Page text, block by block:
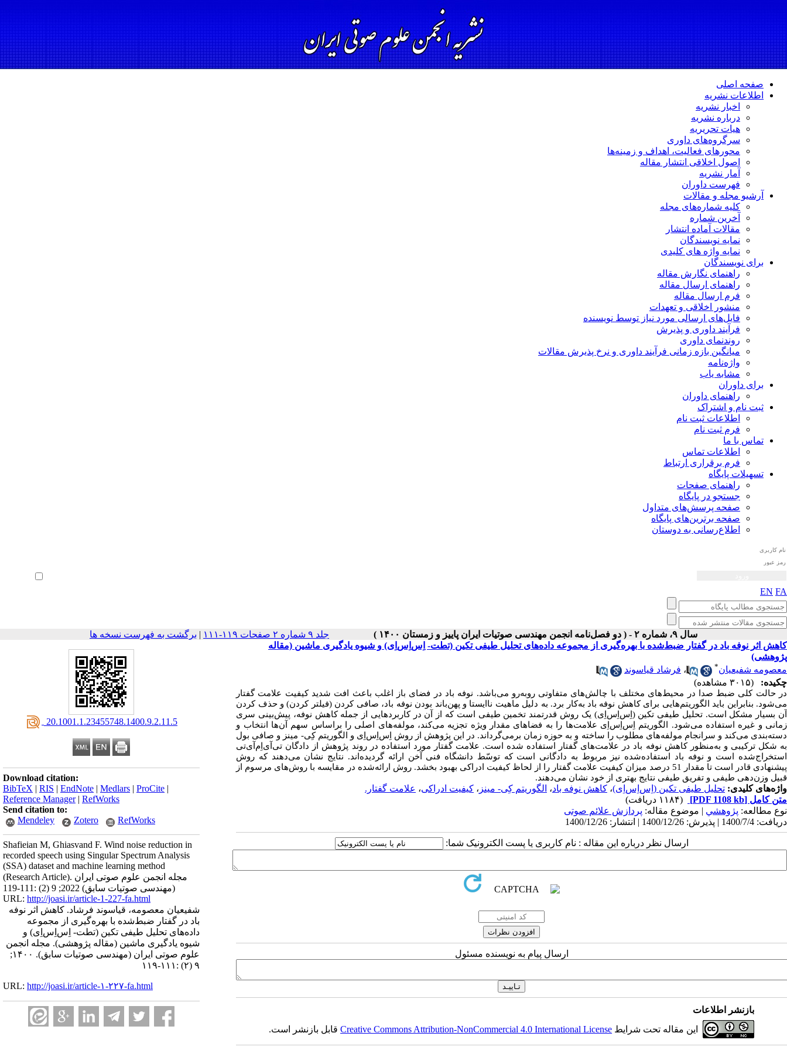
صفحه اصلی
اطلاعات نشریه
اخبار نشریه
درباره نشریه
هیات تحریریه
سرگروه‌های داوری
محورهای فعالیت، اهداف و زمینه‌ها
اصول اخلاقی انتشار مقاله
آمار نشریه
فهرست داوران
آرشیو مجله و مقالات
کلیه شماره‌های مجله
آخرین شماره
مقالات آماده انتشار
نمایه نویسندگان
نمایه واژه های کلیدی
برای نویسندگان
راهنمای نگارش مقاله
راهنمای ارسال مقاله
فرم ارسال مقاله
منشور اخلاقی و تعهدات
فایل‌های ارسالی مورد نیاز توسط نویسنده
فرآیند داوری و پذیرش
روندنمای داوری
میانگین بازه زمانی فرآیند داوری و نرخ پذیرش مقالات
واژه‌نامه
مشابه یاب
برای داوران
راهنمای داوران
ثبت نام و اشتراک
اطلاعات ثبت نام
فرم ثبت نام
تماس با ما
اطلاعات تماس
فرم برقراری ارتباط
تسهیلات پایگاه
راهنمای صفحات
جستجو در پایگاه
صفحه پرسش‌های متداول
صفحه برترین‌های پایگاه
اطلاع‌رسانی به دوستان
EN FA
سال ۹، شماره ۲ - ( دو فصل‌نامه انجمن مهندسی صوتیات ايران پاییز و زمستان ۱۴۰۰ ) جلد ۹ شماره ۲ صفحات ۱۱۹-۱۱۱ | برگشت به فهرست نسخه ها
‎ 20.1001.1.23455748.1400.9.2.11.5
Download citation:
BibTeX | RIS | EndNote | Medlars | ProCite |
Reference Manager| RefWorks
Send citation to:
Mendeley
Zotero RefWorks
Shafieian M, Ghiasvand F. Wind noise reduction in
recorded speech using Singular Spectrum Analysis
(SSA) dataset and machine learning method
(Research Article). مجله انجمن علوم صوتی ایران
(مهندسی صوتیات سابق) 2022; 9 (2) :111-119
URL: http://joasi.ir/article-1-227-fa.html
شفیعیان معصومه، قیاسوند فرشاد. کاهش اثر نوفه
باد در گفتار ضبط‌شده با بهره‌گیری از مجموعه
داده‌های تحلیل طیفی تکین (تطت- اِس‌اِس‌اِی) و
شیوه یادگیری ماشین (مقاله پژوهشی). مجله انجمن
علوم صوتی ایران (مهندسی صوتیات سابق). ۱۴۰۰;
۹ (۲) :۱۱۱-۱۱۹
URL: http://joasi.ir/article-۱-۲۲۷-fa.html
کاهش اثر نوفه باد در گفتار ضبط‌شده با بهره‌گیری از مجموعه داده‌های تحلیل طیفی تکین (تطت- اِس‌اِس‌اِی) و شیوه یادگیری ماشین (مقاله
پژوهشی)
معصومه شفیعیان* ، فرشاد قیاسوند
چکیده:
(۳۰۱۵ مشاهده)
در حالت کلی ضبط صدا در محیط‌های مختلف با چالش‌های متفاوتی روبه‌رو می‌باشد. نوفه باد در فضای باز اغلب باعث افت شدید کیفیت علامت گفتار
می‌شود. بنابراین باید الگوریتم‌هایی برای کاهش نوفه باد به‌کار برد. به دلیل ماهیت ناایستا و پهن‌باند بودن نوفه باد، صافی کردن (فیلتر کردن) و حذف کردن
آن بسیار مشکل است. تحلیل طیفی تکین ( اِس‌اِس‌اِی) یک روش قدرتمند تخمین طیفی است که از آن در کاربردهایی از جمله کاهش نوفه، پیش‌بینی سری
زمانی و غیره استفاده می‌شود. الگوریتم
اِس‌اِس‌اِی علامت‌ها را به فضاهای مقدار ویژه تجزیه می‌کند، مولفه‌های اصلی را براساس سهم آن‌ها انتخاب و
دسته‌بندی می‌کند و سرانجام مولفه‌های مطلوب را ساخته و به حوزه زمان برمی‌گرداند. در این پژوهش از روش اِس‌اِس‌اِی و الگوریتم کِی- مینز و صافی بول
به شکل ترکیبی و به‌منظور کاهش نوفه باد در علامت‌های گفتار استفاده ‌شده است. علامت گفتار مورد استفاده‌ در روند پژوهش از دادگان تی‌آی‌اِم‌آی‌تی
استخراج‌شده است و نوفه باد استفاده‌شده نیز مربوط به دادگانی است که توسّط دانشگاه فنی آخن ارائه گردیده‌اند. نتایج نشان می‌دهند که روش
پیشنهادی قادر است تا مقدار 51 درصد میزان کیفیت علامت گفتار را از لحاظ کیفیت ادراکی بهبود بخشد. روش ارائه‌شده در مقایسه با روش‌های مرسوم از
قبیل وزن‌دهی طیفی و تفریق طیفی نتایج بهتری از خود نشان می‌دهند.
واژه‌های کلیدی: تحلیل طیفی تکین (اِس‌اِس‌اِی)، کاهش نوفه باد، الگوریتم کِی- مینز ، کیفیت ادراکی، علامت گفتار.
متن کامل [PDF 1108 kb]
(۱۱۸۴ دریافت)
نوع مطالعه: پژوهشي | موضوع مقاله: پردازش علائم صوتی
دریافت: 1400/7/4 | پذیرش: 1400/12/26 | انتشار: 1400/12/26
ارسال نظر درباره این مقاله : نام کاربری یا پست الکترونیک شما:
ارسال پیام به نویسنده مسئول
بازنشر اطلاعات
این مقاله تحت شرایط Creative Commons Attribution-NonCommercial 4.0 International Licenseقابل بازنشر است.